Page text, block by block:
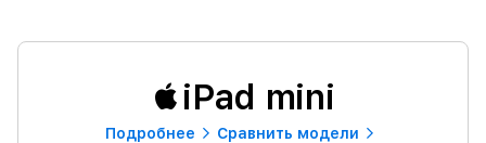
iPad mini
Подробнее Сравнить модели